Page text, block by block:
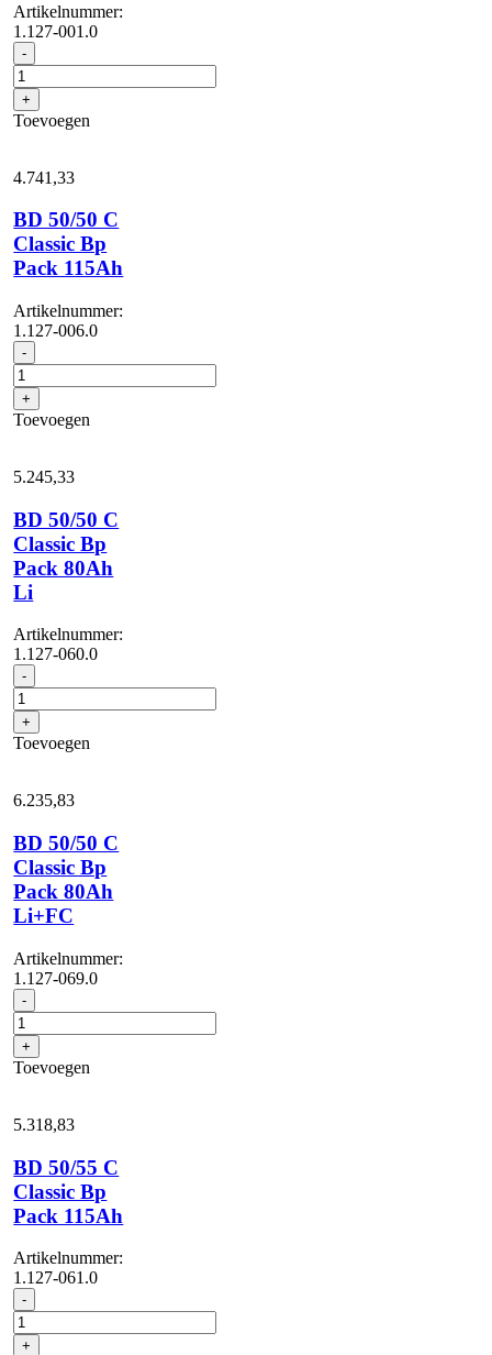
Artikelnummer:
1.127-001.0
- BD
50/50
C
Bp
Classic
+
Toevoegen
4.741,33
BD 50/50 C
Classic Bp
Pack 115Ah
Artikelnummer:
1.127-006.0
- BD
50/50
C
Classic
Bp
115Ah
aantal
+
Toevoegen
5.245,33
BD 50/50 C
Classic Bp
Pack 80Ah
Li
Artikelnummer:
1.127-060.0
- BD
50/50
C
Classic
Bp
80Ah
Li
aantal
+
Toevoegen
6.235,83
BD 50/50 C
Classic Bp
Pack 80Ah
Li+FC
Artikelnummer:
1.127-069.0
- BD
50/50
C
Classic
Bp
80Ah
Li+FC
+
Toevoegen
5.318,83
BD 50/55 C
Classic Bp
Pack 115Ah
Artikelnummer:
1.127-061.0
- BD
50/55
C
+